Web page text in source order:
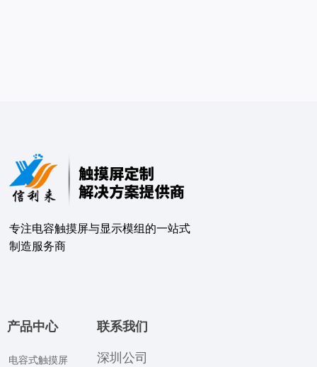
专注电容触摸屏与显示模组的⼀站式
制造服务商
联系我们
深圳公司
产品中心
电容式触摸屏